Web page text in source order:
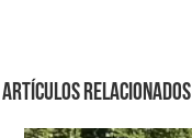
Artículos relacionados